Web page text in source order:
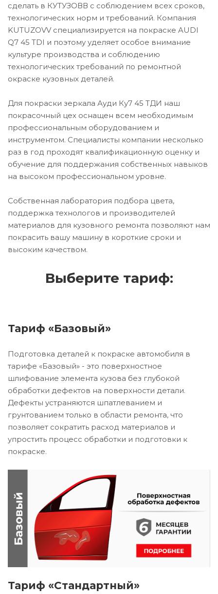
сделать в КУТУЗОВВ с соблюдением всех сроков,
технологических норм и требований. Компания
KUTUZOVV специализируется на покраске AUDI
Q7 45 TDI и поэтому уделяет особое внимание
культуре производства и соблюдению
технологических требований по ремонтной
окраске кузовных деталей.
Для покраски зеркала Ауди Ку7 45 ТДИ наш
покрасочный цех оснащен всем необходимым
профессиональным оборудованием и
инструментом. Специалисты компании несколько
раз в год проходят квалификационную оценку и
обучение для поддержания собственных навыков
на высоком профессиональном уровне.
Собственная лаборатория подбора цвета,
поддержка технологов и производителей
материалов для кузовного ремонта позволяют нам
покрасить вашу машину в короткие сроки и
высоким качеством.
Выберите тариф:
Тариф «Базовый»
Подготовка деталей к покраске автомобиля в
тарифе «Базовый» - это поверхностное
шлифование элемента кузова без глубокой
обработки дефектов на поверхности детали.
Дефекты устраняются шпатлеванием и
грунтованием только в области ремонта, что
позволяет сократить расход материалов и
упростить процесс обработки и подготовки к
покраске.
Тариф «Стандартный»